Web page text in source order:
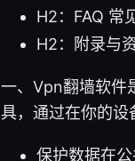
H2：FAQ 常
H2：附录与
一、Vpn翻墙软件
具，通过在你的设
保护数据在